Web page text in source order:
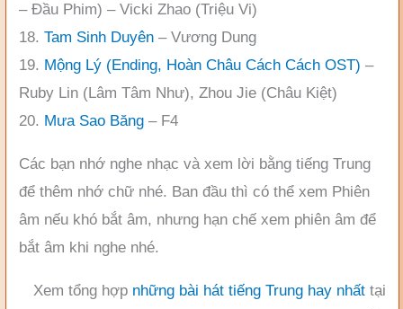
– Đầu Phim) – Vicki Zhao (Triệu Vi)
18. Tam Sinh Duyên – Vương Dung
19. Mộng Lý (Ending, Hoàn Châu Cách Cách OST) –
Ruby Lin (Lâm Tâm Như), Zhou Jie (Châu Kiệt)
20. Mưa Sao Băng – F4
Các bạn nhớ nghe nhạc và xem lời bằng tiếng Trung
để thêm nhớ chữ nhé. Ban đầu thì có thể xem Phiên
âm nếu khó bắt âm, nhưng hạn chế xem phiên âm để
bắt âm khi nghe nhé.
Xem tổng hợp những bài hát tiếng Trung hay nhất tại